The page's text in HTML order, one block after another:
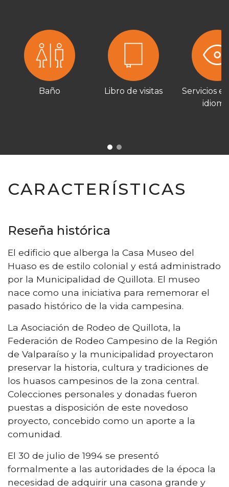
Baño Libro de visitas
Servicios
CARACTERÍSTICAS
Reseña histórica
El edificio que alberga la Casa Museo del
Huaso es de estilo colonial y está administrado
por la Municipalidad de Quillota. El museo
nace como una iniciativa para rememorar el
pasado histórico de la vida campesina.
La Asociación de Rodeo de Quillota, la
Federación de Rodeo Campesino de la Región
de Valparaíso y la municipalidad proyectaron
preservar la historia, cultura y tradiciones de
los huasos campesinos de la zona central.
Colecciones personales y donadas fueron
puestas a disposición de este novedoso
proyecto, concebido como un aporte a la
comunidad.
El 30 de julio de 1994 se presentó
formalmente a las autoridades de la época la
necesidad de adquirir una casona grande y